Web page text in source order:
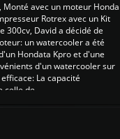
avec un moteur Honda
Rotrex avec un Kit
300cv, David a décidé de
un watercooler a été
Hondata Kpro et d'une
d'un watercooler sur
La capacité
de ...